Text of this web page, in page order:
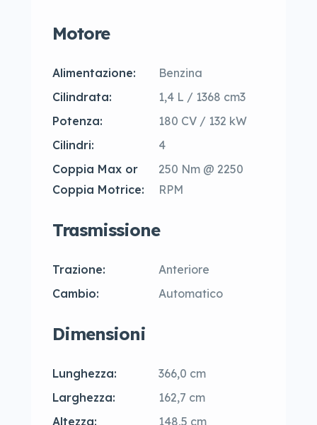
Motore
Alimentazione:
Benzina
Cilindrata:
1,4 L / 1368 cm3
Potenza:
180 CV / 132 kW
Cilindri:
4
Coppia Max or
Coppia Motrice:
250 Nm @ 2250
RPM
Trasmissione
Trazione:
Anteriore
Cambio:
Automatico
Dimensioni
Lunghezza:
366,0 cm
Larghezza:
162,7 cm
Altezza:
148,5 cm